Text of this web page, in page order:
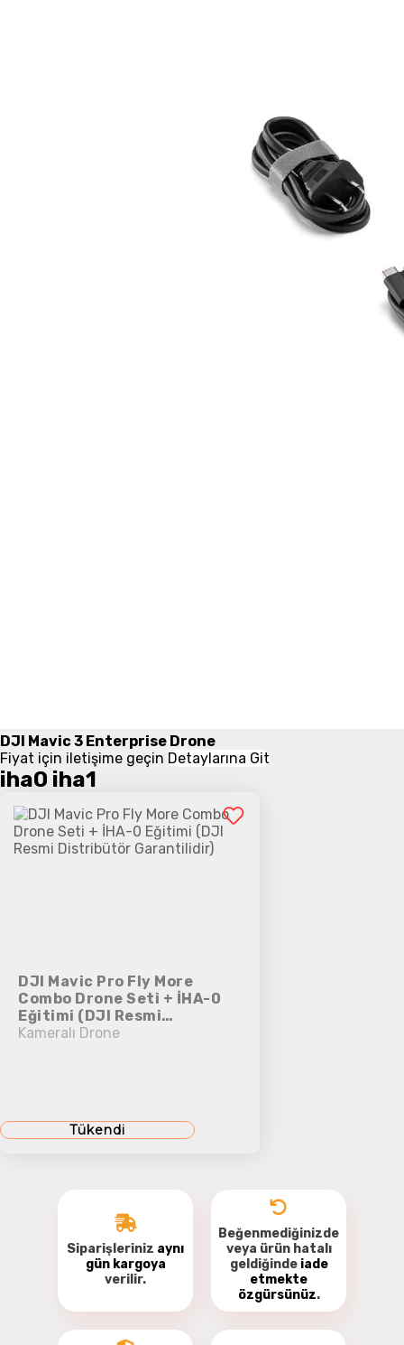
DJI Mavic 3 Enterprise Drone
Fiyat için iletişime geçin Detaylarına Git
iha0 iha1
DJI Mavic Pro Fly More
Combo Drone Seti + İHA-0
Eğitimi (DJI Resmi
Distribütör Garantilidir)
Kameralı Drone
Tükendi
Siparişleriniz aynı
gün kargoya
verilir.
Beğenmediğinizde
veya ürün hatalı
geldiğinde iade
etmekte
özgürsünüz.